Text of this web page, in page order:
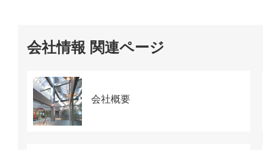
会社情報 関連ページ
会社概要